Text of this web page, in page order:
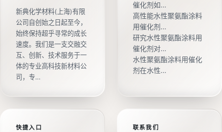
新典化学材料(上海)有限
公司自创始之日起至今，
始终保持超乎寻常的成长
速度。我们是一支交融交
互、创新、技术服务于一
体的专业高科技新材料公
司，专…
催化剂如…
高性能水性聚氨酯涂料
用催化剂…
研究水性聚氨酯涂料用
催化剂对…
水性聚氨酯涂料用催化
剂在水性…
快捷入口 联系我们